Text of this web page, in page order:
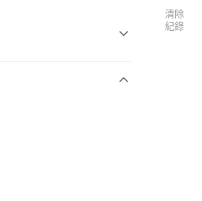
清除
紀錄